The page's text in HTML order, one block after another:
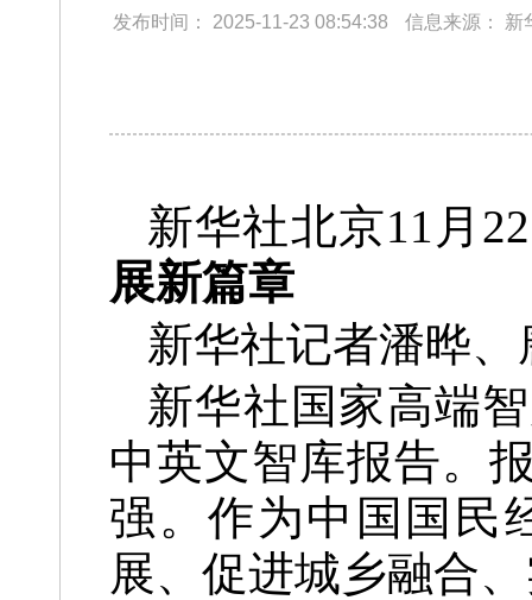
发布时间： 2025-11-23 08:54:38 信息来源： 新
新华社北京11月
展新篇章
新华社记者潘晔、
新华社国家高端
中英文智库报告。
强。作为中国国民
展、促进城乡融合